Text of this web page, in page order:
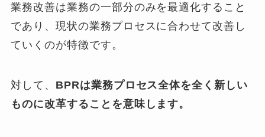
業務改善は業務の一部分のみを最適化すること
であり、現状の業務プロセスに合わせて改善し
ていくのが特徴です。
対して、 BPRは業務プロセス全体を全く新しい
ものに改革することを意味します。